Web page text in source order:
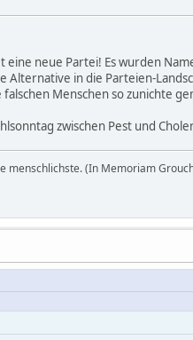
neue Partei! Es wurden
in die Parteien-
Menschen so zunichte
zwischen Pest und
menschlichste. (In Memoriam